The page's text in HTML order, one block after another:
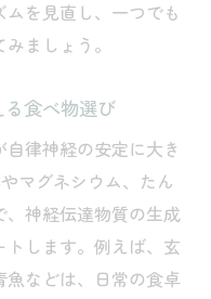
を見直し、一つでも
ましょう。
食べ物選び
律神経の安定に大き
マグネシウム、たん
、神経伝達物質の生成
します。例えば、玄
などは、日常の食卓